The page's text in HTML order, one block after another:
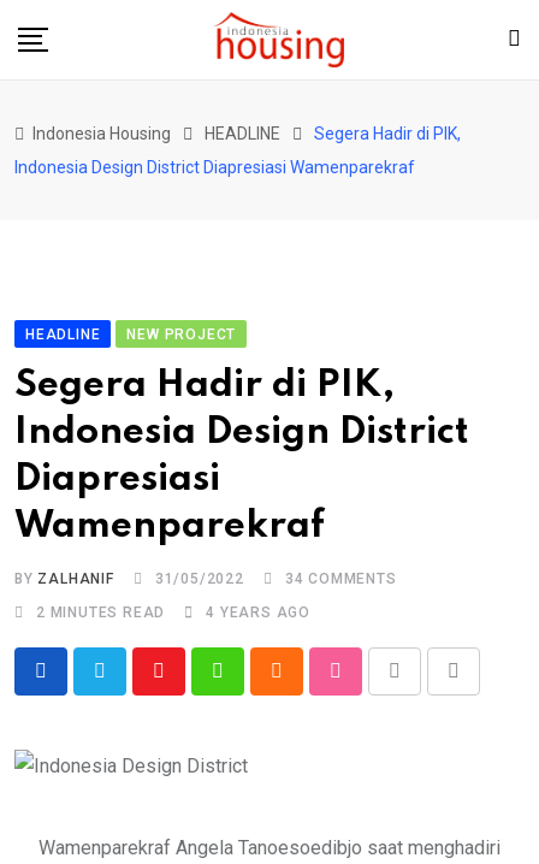
Indonesia Housing HEADLINE
Segera Hadir di PIK,
Indonesia Design District Diapresiasi Wamenparekraf
HEADLINE NEW PROJECT
Segera Hadir di PIK,
Indonesia Design District
Diapresiasi
Wamenparekraf
BY ZALHANIF 31/05/2022 34 COMMENTS
2 MINUTES READ
4 YEARS AGO
YoutubeWhatsappCloud StumbleUpon
Print
Share
Wamenparekraf Angela Tanoesoedibjo saat menghadiri